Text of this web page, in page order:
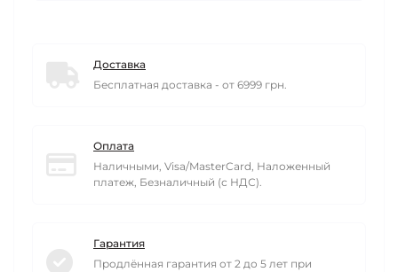
Доставка
Бесплатная доставка - от 6999 грн.
Оплата
Наличными, Visa/MasterCard, Наложенный
платеж, Безналичный (с НДС).
Гарантия
Продлённая гарантия от 2 до 5 лет при